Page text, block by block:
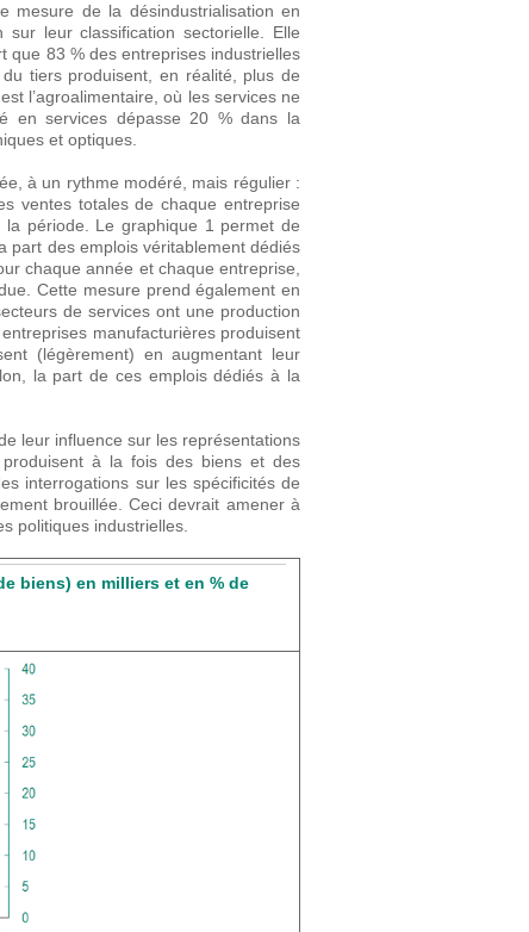
mesure de la désindustrialisation en
leur classification sectorielle. Elle
que 83 % des entreprises industrielles
tiers produisent, en réalité, plus de
l’agroalimentaire, où les services ne
en services dépasse 20 % dans la
et optiques.
à un rythme modéré, mais régulier :
ventes totales de chaque entreprise
la période. Le graphique 1 permet de
part des emplois véritablement dédiés
chaque année et chaque entreprise,
Cette mesure prend également en
de services ont une production
manufacturières produisent
(légèrement) en augmentant leur
la part de ces emplois dédiés à la
leur influence sur les représentations
produisent à la fois des biens et des
interrogations sur les spécificités de
brouillée. Ceci devrait amener à
politiques industrielles.
biens) en milliers et en % de